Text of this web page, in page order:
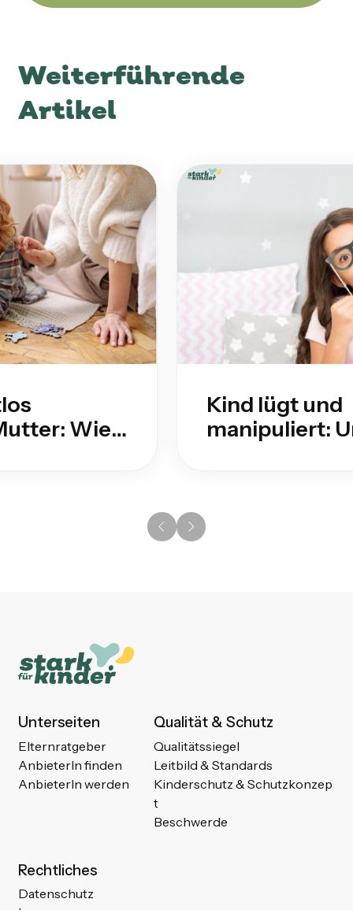
Weiterführende
Artikel
Wie
Kind lügt und
manipuliert:
Unterseiten
Elternratgeber
AnbieterIn finden
AnbieterIn werden
Qualität & Schutz
Qualitätssiegel
Leitbild & Standards
Kinderschutz & Schutzkonzep
t
Beschwerde
Rechtliches
Datenschutz